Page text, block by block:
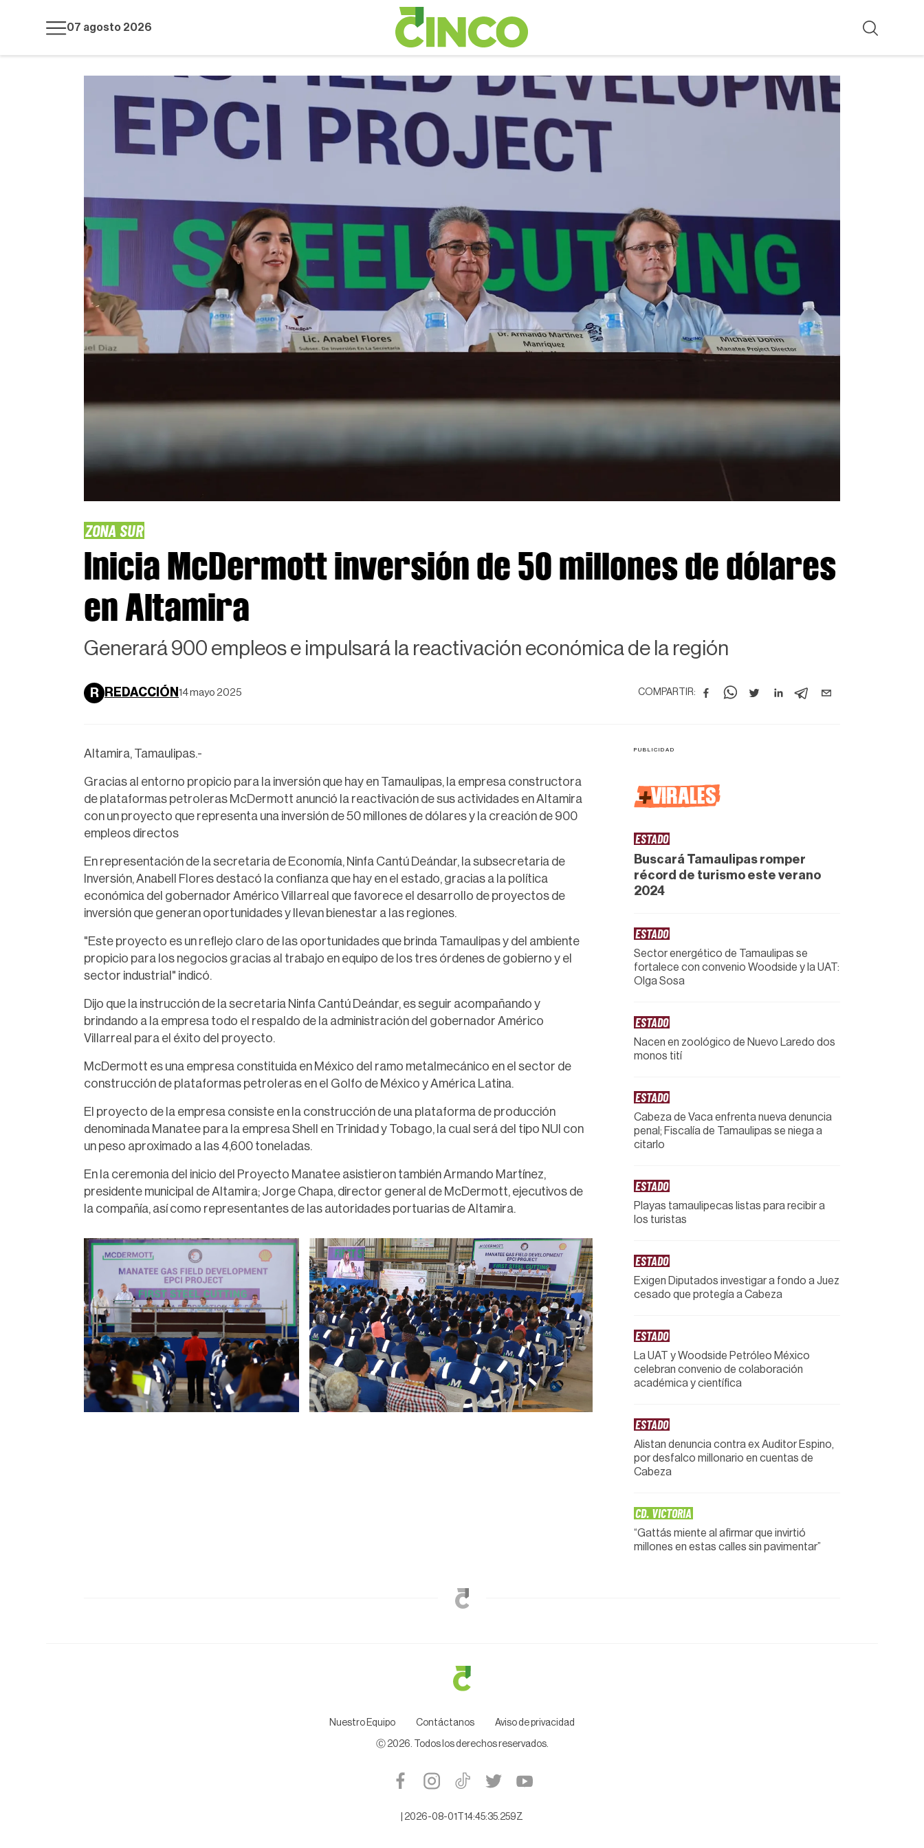
07 agosto 2026
ZONA SUR
Inicia McDermott inversión de 50 millones de dólares
en Altamira
Generará 900 empleos e impulsará la reactivación económica de la región
R REDACCIÓN 14 mayo 2025 COMPARTIR:
Altamira, Tamaulipas.-
Gracias al entorno propicio para la inversión que hay en Tamaulipas, la empresa constructora
de plataformas petroleras McDermott anunció la reactivación de sus actividades en Altamira
con un proyecto que representa una inversión de 50 millones de dólares y la creación de 900
empleos directos
En representación de la secretaria de Economía, Ninfa Cantú Deándar, la subsecretaria de
Inversión, Anabell Flores destacó la confianza que hay en el estado, gracias a la política
económica del gobernador Américo Villarreal que favorece el desarrollo de proyectos de
inversión que generan oportunidades y llevan bienestar a las regiones.
"Este proyecto es un reflejo claro de las oportunidades que brinda Tamaulipas y del ambiente
propicio para los negocios gracias al trabajo en equipo de los tres órdenes de gobierno y el
sector industrial" indicó.
Dijo que la instrucción de la secretaria Ninfa Cantú Deándar, es seguir acompañando y
brindando a la empresa todo el respaldo de la administración del gobernador Américo
Villarreal para el éxito del proyecto.
McDermott es una empresa constituida en México del ramo metalmecánico en el sector de
construcción de plataformas petroleras en el Golfo de México y América Latina.
El proyecto de la empresa consiste en la construcción de una plataforma de producción
denominada Manatee para la empresa Shell en Trinidad y Tobago, la cual será del tipo NUI con
un peso aproximado a las 4,600 toneladas.
En la ceremonia del inicio del Proyecto Manatee asistieron también Armando Martínez,
presidente municipal de Altamira; Jorge Chapa, director general de McDermott, ejecutivos de
la compañía, así como representantes de las autoridades portuarias de Altamira.
+VIRALES
ESTADO
Buscará Tamaulipas romper
récord de turismo este verano
2024
ESTADO
Sector energético de Tamaulipas se
fortalece con convenio Woodside y la UAT:
Olga Sosa
ESTADO
Nacen en zoológico de Nuevo Laredo dos
monos tití
ESTADO
Cabeza de Vaca enfrenta nueva denuncia
penal; Fiscalía de Tamaulipas se niega a
citarlo
ESTADO
Playas tamaulipecas listas para recibir a
los turistas
ESTADO
Exigen Diputados investigar a fondo a Juez
cesado que protegía a Cabeza
ESTADO
La UAT y Woodside Petróleo México
celebran convenio de colaboración
académica y científica
ESTADO
Alistan denuncia contra ex Auditor Espino,
por desfalco millonario en cuentas de
Cabeza
CD. VICTORIA
“Gattás miente al afirmar que invirtió
millones en estas calles sin pavimentar”
Nuestro Equipo Contáctanos Aviso de privacidad
Ⓒ 2026 . Todos los derechos reservados.
2026-08-01T14:45:35.259Z